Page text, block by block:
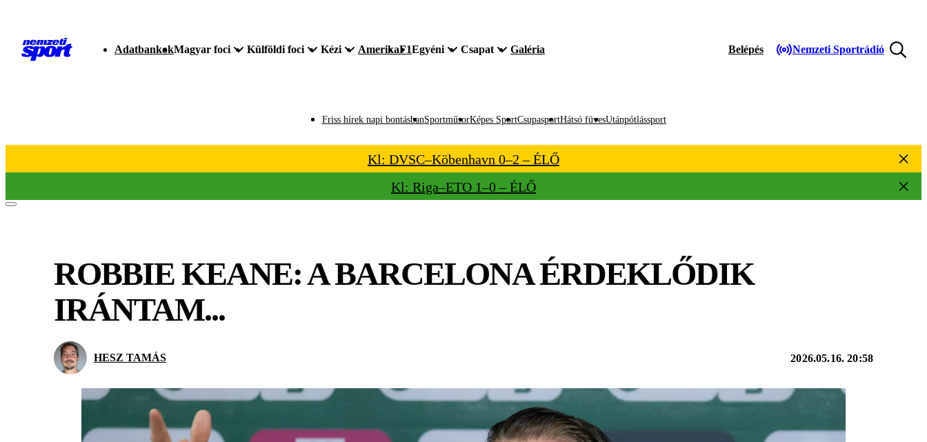
AdatbankokMagyar foci Külföldi foci Kézi AmerikaF1Egyéni Csapat Galéria Belépés Nemzeti Sportrádió
Friss hírek napi bontásbanSportműsorKépes SportCsupasportHátsó füvesUtánpótlássport
Kl: DVSC–Köbenhavn 0–2 – ÉLŐ
Kl: Riga–ETO 1–0 – ÉLŐ
ROBBIE KEANE: A BARCELONA ÉRDEKLŐDIK
IRÁNTAM...
HESZ TAMÁS 2026.05.16. 20:58